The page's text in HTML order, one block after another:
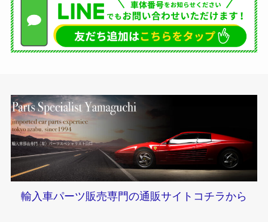
輸入車パーツ販売専門の通販サイトコチラから